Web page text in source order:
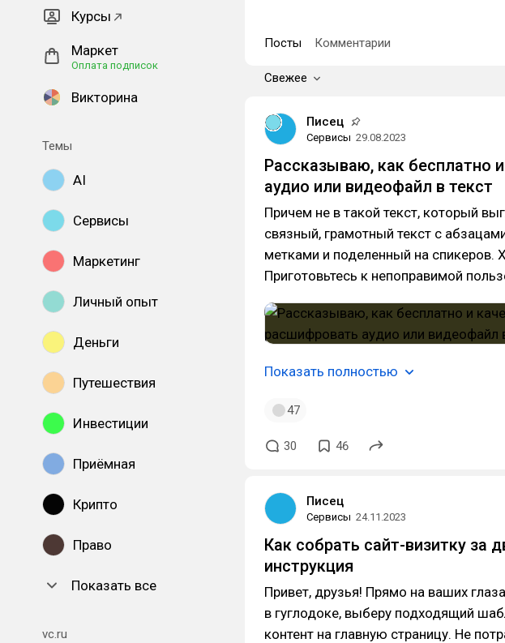
Курсы
Маркет
Оплата подписок
Викторина
Темы
AI
Сервисы
Маркетинг
Личный опыт
Деньги
Путешествия
Инвестиции
Приёмная
Крипто
Право
Показать все
vc.ru
Посты Комментарии
Свежее
Писец
Сервисы 29.08.2023
Рассказываю, как бесплатно
аудио или видеофайл в текст
Причем не в такой текст, который
связный, грамотный текст с
метками и поделенный на спикеров.
Приготовьтесь к непоправимой
Показать полностью
47
30 46
Писец
Сервисы 24.11.2023
Как собрать сайт-визитку за
инструкция
Привет, друзья! Прямо на ваших
в гуглодоке, выберу подходящий
контент на главную страницу. Не